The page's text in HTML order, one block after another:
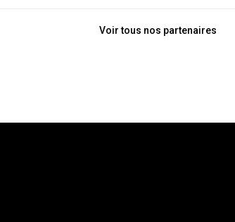
Voir tous nos partenaires